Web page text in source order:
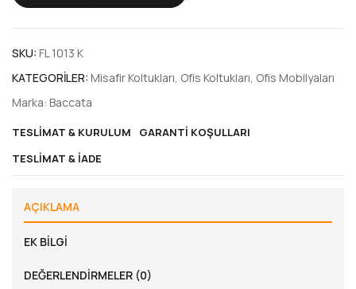
SKU: FL 1013 K
KATEGORILER: Misafir Koltukları, Ofis Koltukları, Ofis Mobilyaları
Marka: Baccata
TESLIMAT & KURULUM
GARANTI KOŞULLARI
TESLIMAT & İADE
AÇIKLAMA
EK BILGI
DEĞERLENDIRMELER (0)